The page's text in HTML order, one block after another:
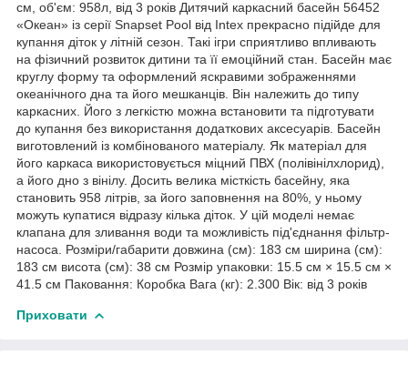
см, об'єм: 958л, від 3 років Дитячий каркасний басейн 56452
«Океан» із серії Snapset Pool від Intex прекрасно підійде для
купання діток у літній сезон. Такі ігри сприятливо впливають
на фізичний розвиток дитини та її емоційний стан. Басейн має
круглу форму та оформлений яскравими зображеннями
океанічного дна та його мешканців. Він належить до типу
каркасних. Його з легкістю можна встановити та підготувати
до купання без використання додаткових аксесуарів. Басейн
виготовлений із комбінованого матеріалу. Як матеріал для
його каркаса використовується міцний ПВХ (полівінілхлорид),
а його дно з вінілу. Досить велика місткість басейну, яка
становить 958 літрів, за його заповнення на 80%, у ньому
можуть купатися відразу кілька діток. У цій моделі немає
клапана для зливання води та можливість під'єднання фільтр-
насоса. Розміри/габарити довжина (см): 183 см ширина (см):
183 см висота (см): 38 см Розмір упаковки: 15.5 см × 15.5 см ×
41.5 см Паковання: Коробка Вага (кг): 2.300 Вік: від 3 років
Приховати